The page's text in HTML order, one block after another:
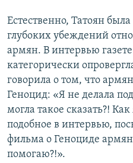
Естественно, Татоян
глубоких убеждений
армян. В интервью
категорически
говорила о том, что
Геноцид: «Я не делала
могла такое сказать?!
подобное в интервью,
фильма о Геноциде
помогаю?!».